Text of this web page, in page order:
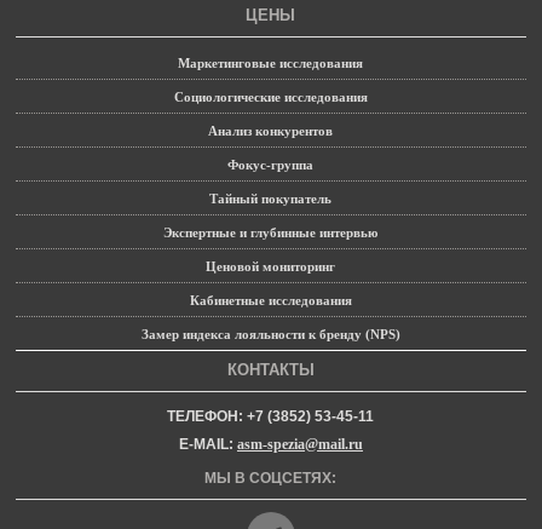
ЦЕНЫ
Маркетинговые исследования
Социологические исследования
Анализ конкурентов
Фокус-группа
Тайный покупатель
Экспертные и глубинные интервью
Ценовой мониторинг
Кабинетные исследования
Замер индекса лояльности к бренду (NPS)
КОНТАКТЫ
ТЕЛЕФОН: +7 (3852) 53-45-11
E-MAIL: asm-spezia@mail.ru
МЫ В СОЦСЕТЯХ: